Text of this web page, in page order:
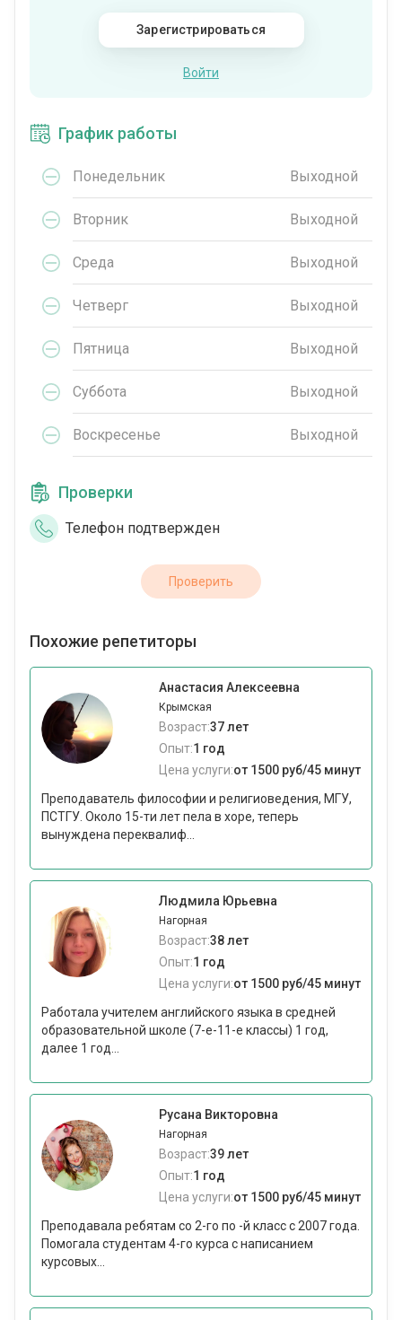
Зарегистрироваться
Войти
График работы
Понедельник Выходной
Вторник Выходной
Среда Выходной
Четверг Выходной
Пятница Выходной
Суббота Выходной
Воскресенье Выходной
Проверки
Телефон подтвержден
Проверить
Похожие репетиторы
Анастасия Алексеевна
Крымская
Возраст:37 лет
Опыт:1 год
Цена услуги:от 1500 руб/45 минут
Преподаватель философии и религиоведения, МГУ,
ПСТГУ. Около 15-ти лет пела в хоре, теперь
вынуждена переквалиф...
Людмила Юрьевна
Нагорная
Возраст:38 лет
Опыт:1 год
Цена услуги:от 1500 руб/45 минут
Работала учителем английского языка в средней
образовательной школе (7-е-11-е классы) 1 год,
далее 1 год...
Русана Викторовна
Нагорная
Возраст:39 лет
Опыт:1 год
Цена услуги:от 1500 руб/45 минут
Преподавала ребятам со 2-го по -й класс с 2007 года.
Помогала студентам 4-го курса с написанием
курсовых...